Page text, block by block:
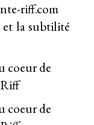
riff.com
et la subtilité